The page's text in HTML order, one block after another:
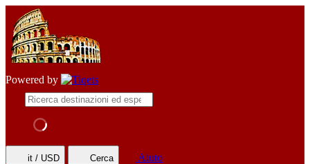
Powered by
it / USD Cerca
Aiuto